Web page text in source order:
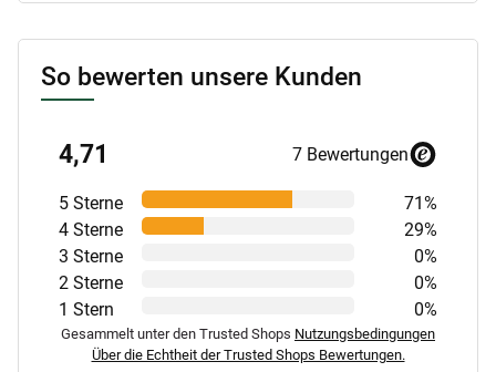
So bewerten unsere Kunden
4,71 7 Bewertungen
5 Sterne
71%
4 Sterne
29%
3 Sterne
0%
2 Sterne
0%
1 Stern
0%
Gesammelt unter den Trusted Shops Nutzungsbedingungen
Über die Echtheit der Trusted Shops Bewertungen.